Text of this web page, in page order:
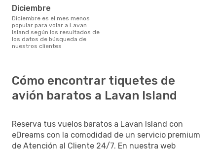
diciembre
diciembre es el mes menos
popular para volar a Lavan
Island según los resultados de
los datos de búsqueda de
nuestros clientes
Cómo encontrar tiquetes de
avión baratos a Lavan Island
Reserva tus vuelos baratos a Lavan Island con
eDreams con la comodidad de un servicio premium
de Atención al Cliente 24/7. En nuestra web